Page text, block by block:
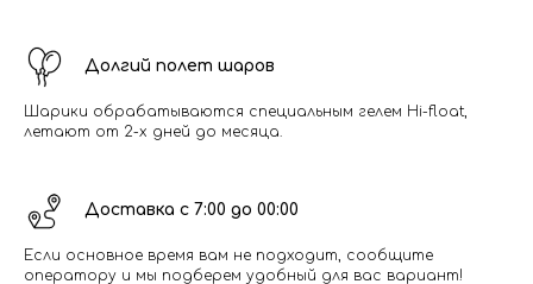
Долгий полет шаров
Шарики обрабатываются специальным гелем Hi-float,
летают от 2-х дней до месяца.
Доставка с 7:00 до 00:00
Если основное время вам не подходит, сообщите
оператору и мы подберем удобный для вас вариант!